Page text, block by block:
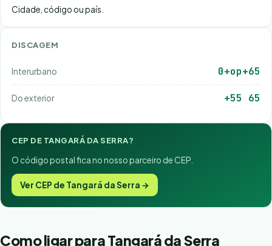
Cidade, código ou país.
DISCAGEM
Interurbano 0+op+65
Do exterior +55 65
CEP DE TANGARÁ DA SERRA?
O código postal fica no nosso parceiro de CEP.
Ver CEP de Tangará da Serra →
Como ligar para Tangará da Serra